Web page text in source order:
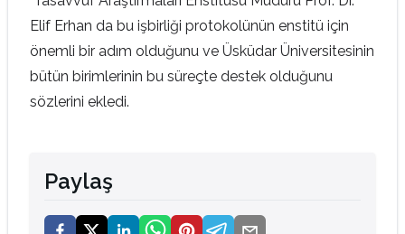
Elif Erhan da bu işbirliği protokolünün enstitü için
önemli bir adım olduğunu ve Üsküdar Üniversitesinin
bütün birimlerinin bu süreçte destek olduğunu
sözlerini ekledi.
Paylaş